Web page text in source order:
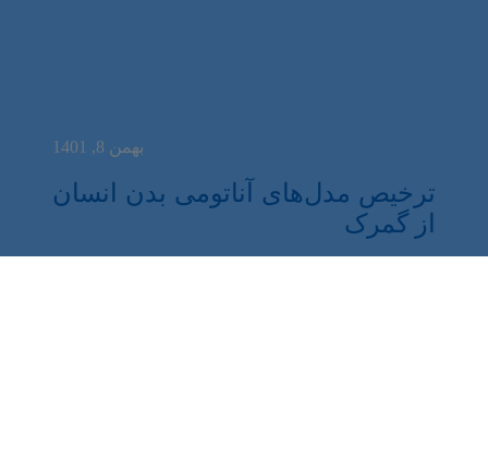
بهمن 8, 1401
ترخیص مدل‌های آناتومی بدن انسان
از گمرک